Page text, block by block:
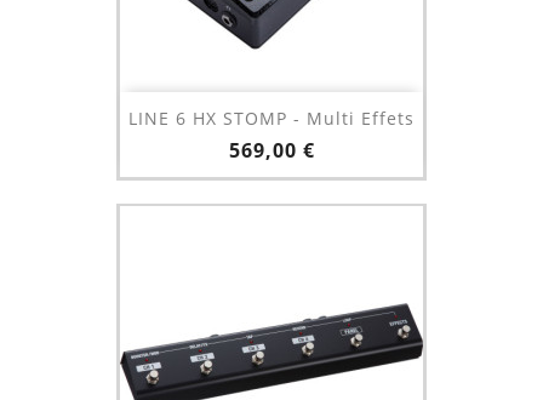
LINE 6 HX STOMP - Multi Effets
Prix
569,00 €